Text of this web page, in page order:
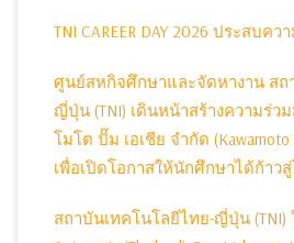
TNI CAREER DAY 2026 ประสบค
ศูนย์สหกิจศึกษาและจัดหางาน สถ
ญี่ปุ่น (TNI) เดินหน้าสร้างความร่ว
โมโต ปั๊ม เอเชีย จำกัด (Kawamoto
เพื่อเปิดโอกาสให้นักศึกษาได้ก้าว
สถาบันเทคโนโลยีไทย-ญี่ปุ่น (TNI)